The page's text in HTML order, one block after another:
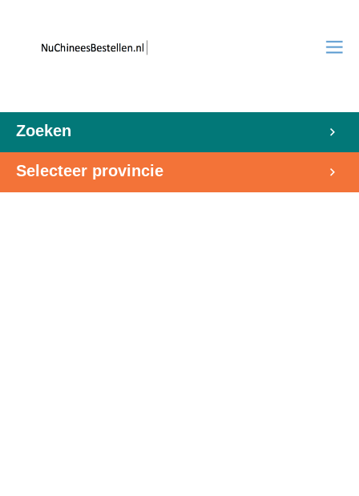
Zoeken
Selecteer provincie